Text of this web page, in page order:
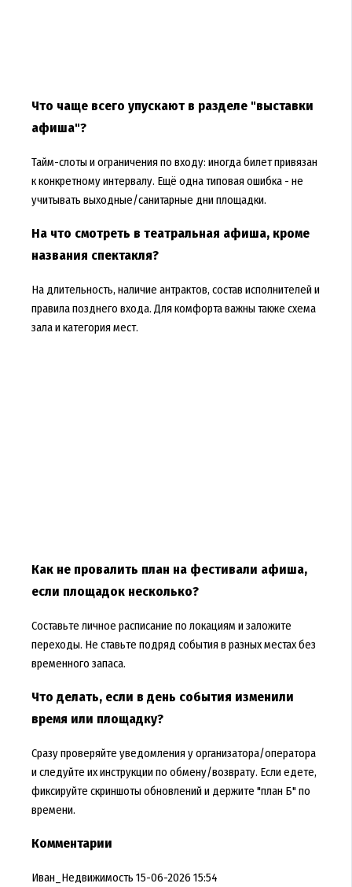
Что чаще всего упускают в разделе "выставки
афиша"?
Тайм-слоты и ограничения по входу: иногда билет привязан
к конкретному интервалу. Ещё одна типовая ошибка - не
учитывать выходные/санитарные дни площадки.
На что смотреть в театральная афиша, кроме
названия спектакля?
На длительность, наличие антрактов, состав исполнителей и
правила позднего входа. Для комфорта важны также схема
зала и категория мест.
Как не провалить план на фестивали афиша,
если площадок несколько?
Составьте личное расписание по локациям и заложите
переходы. Не ставьте подряд события в разных местах без
временного запаса.
Что делать, если в день события изменили
время или площадку?
Сразу проверяйте уведомления у организатора/оператора
и следуйте их инструкции по обмену/возврату. Если едете,
фиксируйте скриншоты обновлений и держите "план Б" по
времени.
Комментарии
Иван_Недвижимость 15-06-2026 15:54